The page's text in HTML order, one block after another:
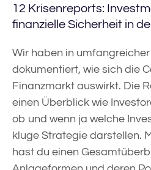
12 Krisenreports:
finanzielle Sicherheit in
Wir haben in
dokumentiert, wie sich die
Finanzmarkt auswirkt. Die
einen Überblick wie
ob und wenn ja welche
kluge Strategie darstellen.
hast du einen